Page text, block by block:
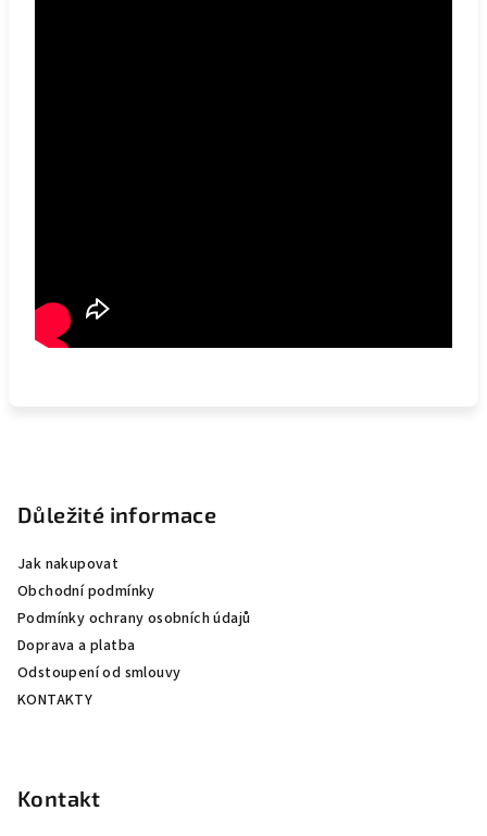
Důležité informace
Jak nakupovat
Obchodní podmínky
Podmínky ochrany osobních údajů
Doprava a platba
Odstoupení od smlouvy
KONTAKTY
Kontakt